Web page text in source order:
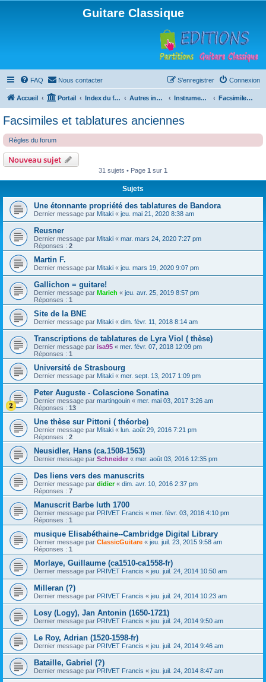
Guitare Classique
FAQ Nous contacter Connexion
S’enregistrer
Accueil Portail Index du forum Autres instruments à cordes pincées, ou styles Instruments anciens Facsimiles et tablatures anciennes
Facsimiles et tablatures anciennes
Règles du forum
Nouveau sujet
31 sujets • Page 1 sur 1
Sujets
Une étonnante propriété des tablatures de Bandora
Dernier message par Mitaki « jeu. mai 21, 2020 8:38 am
Reusner
Dernier message par Mitaki « mar. mars 24, 2020 7:27 pm
Réponses : 2
Martin F.
Dernier message par Mitaki « jeu. mars 19, 2020 9:07 pm
Gallichon = guitare!
Dernier message par Marieh « jeu. avr. 25, 2019 8:57 pm
Réponses : 1
Site de la BNE
Dernier message par Mitaki « dim. févr. 11, 2018 8:14 am
Transcriptions de tablatures de Lyra Viol ( thèse)
Dernier message par isa95 « mer. févr. 07, 2018 12:09 pm
Réponses : 1
Université de Strasbourg
Dernier message par Mitaki « mer. sept. 13, 2017 1:09 pm
Peter Auguste - Colascione Sonatina
Dernier message par martingouin « mer. mai 03, 2017 3:26 am
Réponses : 13
Une thèse sur Pittoni ( théorbe)
Dernier message par Mitaki « lun. août 29, 2016 7:21 pm
Réponses : 2
Neusidler, Hans (ca.1508-1563)
Dernier message par Schneider « mer. août 03, 2016 12:35 pm
Des liens vers des manuscrits
Dernier message par didier« dim. avr. 10, 2016 2:37 pm
Réponses : 7
Manuscrit Barbe luth 1700
Dernier message par PRIVET Francis « mer. févr. 03, 2016 4:10 pm
Réponses : 1
musique Elisabéthaine--Cambridge Digital Library
Dernier message par ClassicGuitare « jeu. juil. 23, 2015 9:58 am
Réponses : 1
Morlaye, Guillaume (ca1510-ca1558-fr)
Dernier message par PRIVET Francis « jeu. juil. 24, 2014 10:50 am
Milleran (?)
Dernier message par PRIVET Francis « jeu. juil. 24, 2014 10:23 am
Losy (Logy), Jan Antonin (1650-1721)
Dernier message par PRIVET Francis « jeu. juil. 24, 2014 9:50 am
Le Roy, Adrian (1520-1598-fr)
Dernier message par PRIVET Francis « jeu. juil. 24, 2014 9:46 am
Bataille, Gabriel (?)
Dernier message par PRIVET Francis « jeu. juil. 24, 2014 8:47 am